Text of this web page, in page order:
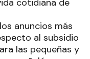
cotidiana de
anuncios más
al subsidio
las pequeñas y